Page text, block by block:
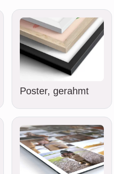
Poster, gerahmt